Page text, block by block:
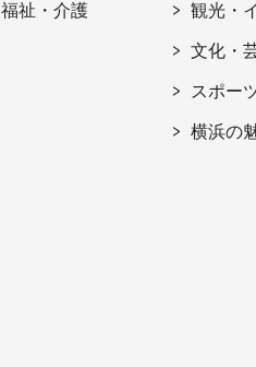
福祉・介護 観光・
文化・
スポー
横浜の